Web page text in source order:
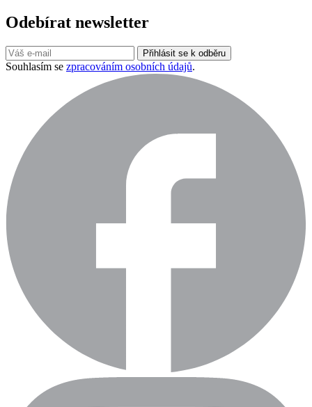
Odebírat newsletter
Přihlásit se k odběru
Souhlasím se zpracováním osobních údajů.